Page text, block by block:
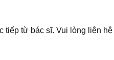
tiếp từ bác sĩ. Vui lòng liên